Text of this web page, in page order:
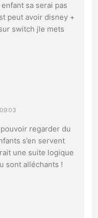
sa serai pas
peut avoir disney +
switch jle mets
regarder du
s’en servent
une suite logique
sont alléchants !